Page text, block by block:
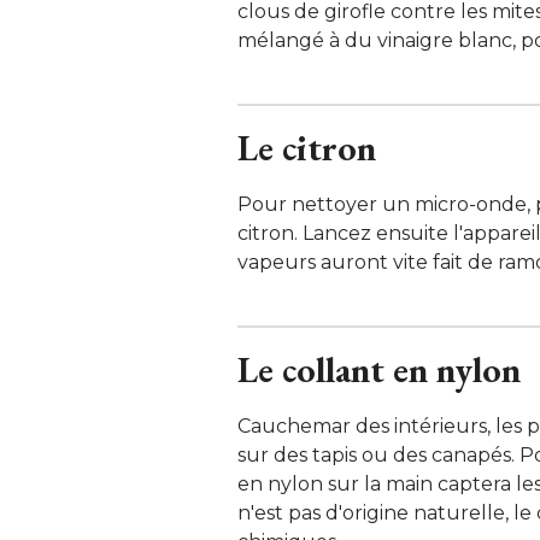
clous de girofle contre les
mélangé à du vinaigre blanc,
Le citron
Pour nettoyer un micro-onde,
citron. Lancez ensuite
vapeurs auront vite fait de
Le collant en nylon
Cauchemar des intérieurs, les
sur des tapis ou des canapés.
en nylon sur la main captera
n'est pas d'origine naturelle,